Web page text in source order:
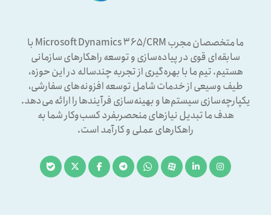
ما متخصصان مجرب Microsoft Dynamics ۳۶۵/CRM با
سابقه‌ای قوی در پیاده‌سازی و توسعه راهکارهای سازمانی
هستیم. تیم ما با بهره‌گیری از تجربه چندساله در این حوزه،
طیف وسیعی از خدمات شامل توسعه افزونه‌های سفارشی،
یکپارچه‌سازی سیستم‌ها و بهینه‌سازی فرآیندها را ارائه می‌دهد.
هدف ما تبدیل نیازهای منحصربفرد کسب‌وکار شما به
راهکارهای عملی و کارآمد است.